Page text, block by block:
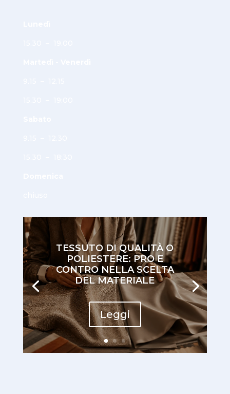
TESSUTO DI QUALITÀ O
POLIESTERE: PRO E
CONTRO NELLA SCELTA
DEL MATERIALE
Leggi